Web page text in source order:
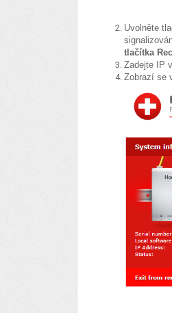
Uvolněte
tlačítka
Zadejte IP
Zobrazí se